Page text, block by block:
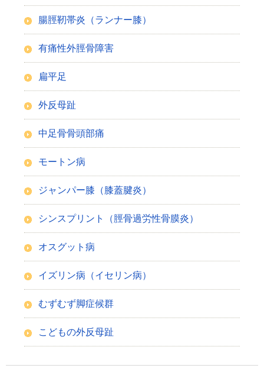
腸脛靭帯炎（ランナー膝）
有痛性外脛骨障害
扁平足
外反母趾
中足骨骨頭部痛
モートン病
ジャンパー膝（膝蓋腱炎）
シンスプリント（脛骨過労性骨膜炎）
オスグット病
イズリン病（イセリン病）
むずむず脚症候群
こどもの外反母趾